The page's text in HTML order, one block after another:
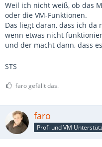
Weil ich nicht weiß, ob das
oder die VM-Funktionen.
Das liegt daran, dass ich da
wenn etwas nicht
und der macht dann, dass
STS
faro gefällt das.
faro